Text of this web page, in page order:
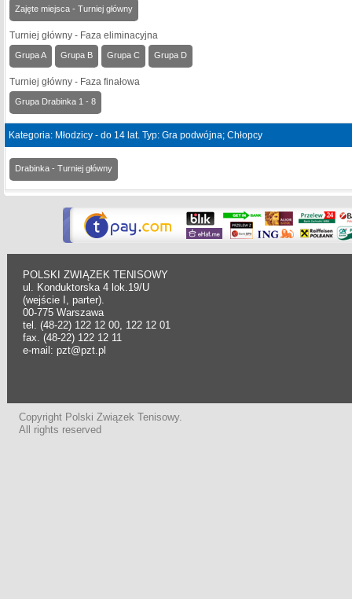
Zajęte miejsca - Turniej główny
Turniej główny - Faza eliminacyjna
Grupa A Grupa B Grupa C Grupa D
Turniej główny - Faza finałowa
Grupa Drabinka 1 - 8
Kategoria: Młodzicy - do 14 lat. Typ: Gra podwójna; Chłopcy
Drabinka - Turniej główny
POLSKI ZWIĄZEK TENISOWY
ul. Konduktorska 4 lok.19/U
(wejście I, parter).
00-775 Warszawa
tel. (48-22) 122 12 00, 122 12 01
fax. (48-22) 122 12 11
e-mail: pzt@pzt.pl
Copyright Polski Związek Tenisowy.
All rights reserved